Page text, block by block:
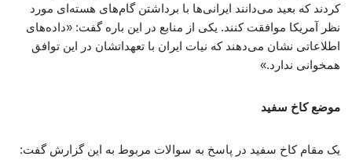
کردند که بعید می‌دانند ایرانی‌ها با برداشتن گام‌های هسته‌ای مورد
نظر آمریکا موافقت کنند. یکی از منابع در این باره گفت: «داده‌های
اطلاعاتی نشان می‌دهند که نیات ایران با تعهداتشان در این توافق
همخوانی ندارد.»
موضع کاخ سفید
یک مقام کاخ سفید در پاسخ به سوالات مربوط به این گزارش گفت: